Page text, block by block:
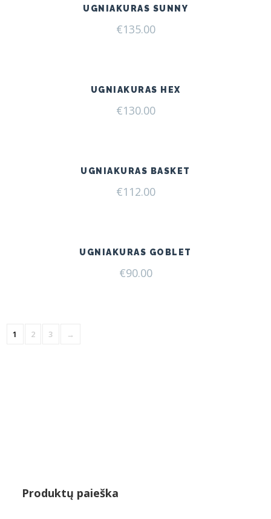
UGNIAKURAS SUNNY
€135.00
UGNIAKURAS HEX
€130.00
UGNIAKURAS BASKET
€112.00
UGNIAKURAS GOBLET
€90.00
1 2 3 →
Produktų paieška